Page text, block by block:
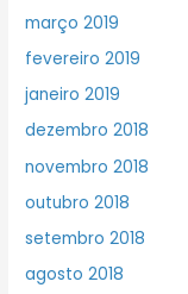
março 2019
fevereiro 2019
janeiro 2019
dezembro 2018
novembro 2018
outubro 2018
setembro 2018
agosto 2018